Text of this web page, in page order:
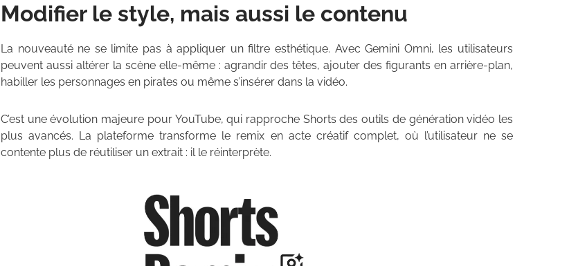
Modifier le style, mais aussi le contenu
La nouveauté ne se limite pas à appliquer un filtre esthétique. Avec Gemini Omni, les utilisateurs
peuvent aussi altérer la scène elle-même : agrandir des têtes, ajouter des figurants en arrière-plan,
habiller les personnages en pirates ou même s’insérer dans la vidéo.
C’est une évolution majeure pour YouTube, qui rapproche Shorts des outils de génération vidéo les
plus avancés. La plateforme transforme le remix en acte créatif complet, où l’utilisateur ne se
contente plus de réutiliser un extrait : il le réinterprète.